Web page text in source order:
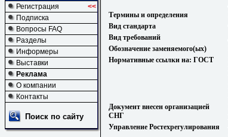
Регистрация
<<
Подписка
Вопросы FAQ
Разделы
Информеры
Выставки
Реклама
О компании
Контакты
Поиск по сайту
Термины и определения
Вид стандарта
Вид требований
Обозначение заменяемого(ых)
Нормативные ссылки на: ГОСТ
Документ внесен организацией
СНГ
Управление Ростехрегулирования